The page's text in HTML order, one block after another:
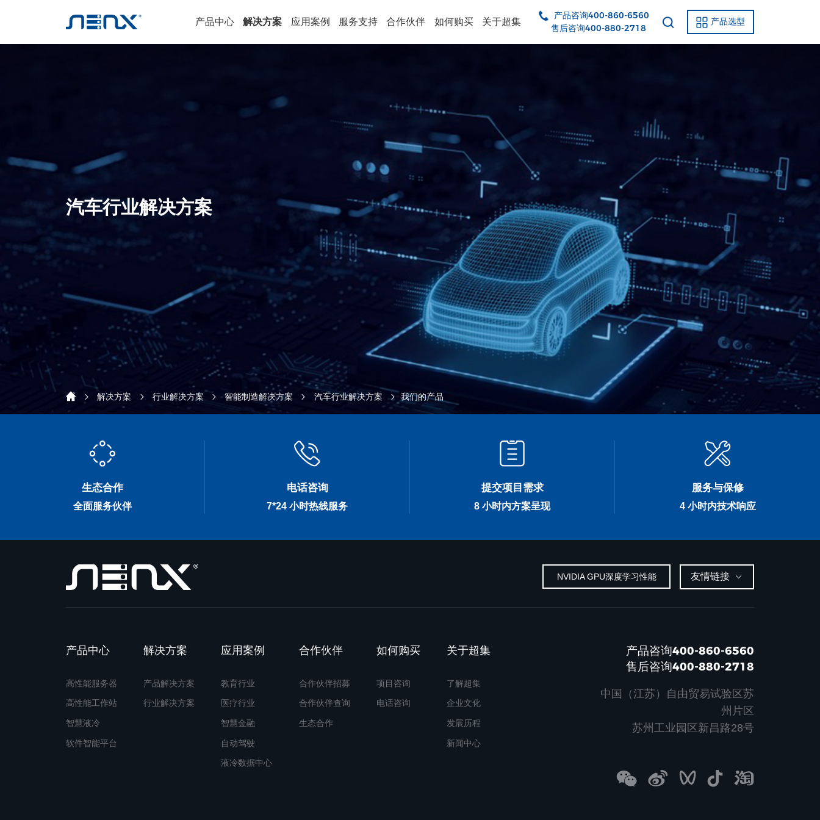
产品中心 解决方案 应用案例 服务支持 合作伙伴 如何购买 关于超集
产品咨询400-860-6560
售后咨询400-880-2718
产品选型
汽车行业解决方案
解决方案 行业解决方案 智能制造解决方案 汽车行业解决方案 我们的产品
生态合作
全面服务伙伴
电话咨询
7*24 小时热线服务
提交项目需求
8 小时内方案呈现
服务与保修
4 小时内技术响应
NVIDIA GPU深度学习性能 友情链接
产品中心
高性能服务器
高性能工作站
智慧液冷
软件智能平台
解决方案
产品解决方案
行业解决方案
应用案例
教育行业
医疗行业
智慧金融
自动驾驶
液冷数据中心
合作伙伴
合作伙伴招募
合作伙伴查询
生态合作
如何购买
项目咨询
电话咨询
关于超集
了解超集
企业文化
发展历程
新闻中心
产品咨询400-860-6560
售后咨询400-880-2718
中国（江苏）自由贸易试验区苏
州片区
苏州工业园区新昌路28号